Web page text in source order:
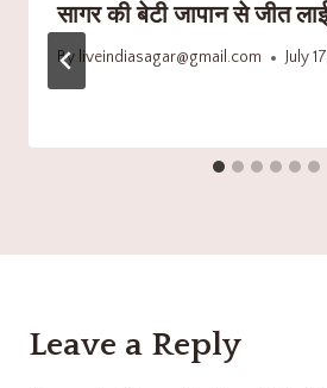
सागर की बेटी जापान से जीत
By liveindiasagar@gmail.com July
Leave a Reply